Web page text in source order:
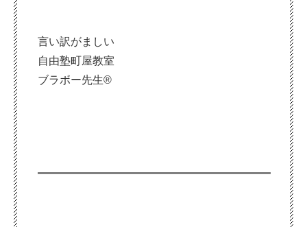
言い訳がましい
自由塾町屋教室
ブラボー先生®